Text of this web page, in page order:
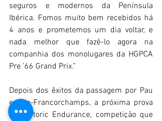
seguros e modernos da Península
Ibérica. Fomos muito bem recebidos há
4 anos e prometemos um dia voltar, e
nada melhor que fazê-lo agora na
companhia dos monolugares da HGPCA
Pre ’66 Grand Prix.”
Depois dos êxitos da passagem por Pau
e Spa-Francorchamps, a próxima prova
do Historic Endurance, competição que